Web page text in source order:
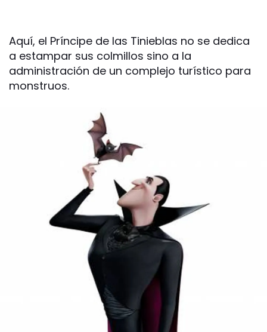
Aquí, el Príncipe de las Tinieblas no se dedica
a estampar sus colmillos sino a la
administración de un complejo turístico para
monstruos.